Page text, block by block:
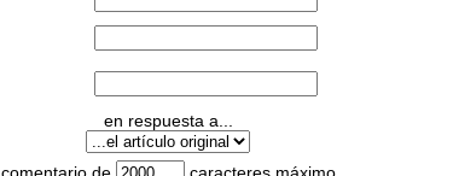
en respuesta a...